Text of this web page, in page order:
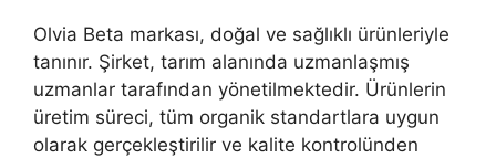
Olvia Beta markası, doğal ve sağlıklı ürünleriyle
tanınır. Şirket, tarım alanında uzmanlaşmış
uzmanlar tarafından yönetilmektedir. Ürünlerin
üretim süreci, tüm organik standartlara uygun
olarak gerçekleştirilir ve kalite kontrolünden